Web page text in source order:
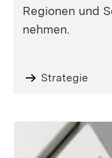
Regionen und
nehmen.
Strategie